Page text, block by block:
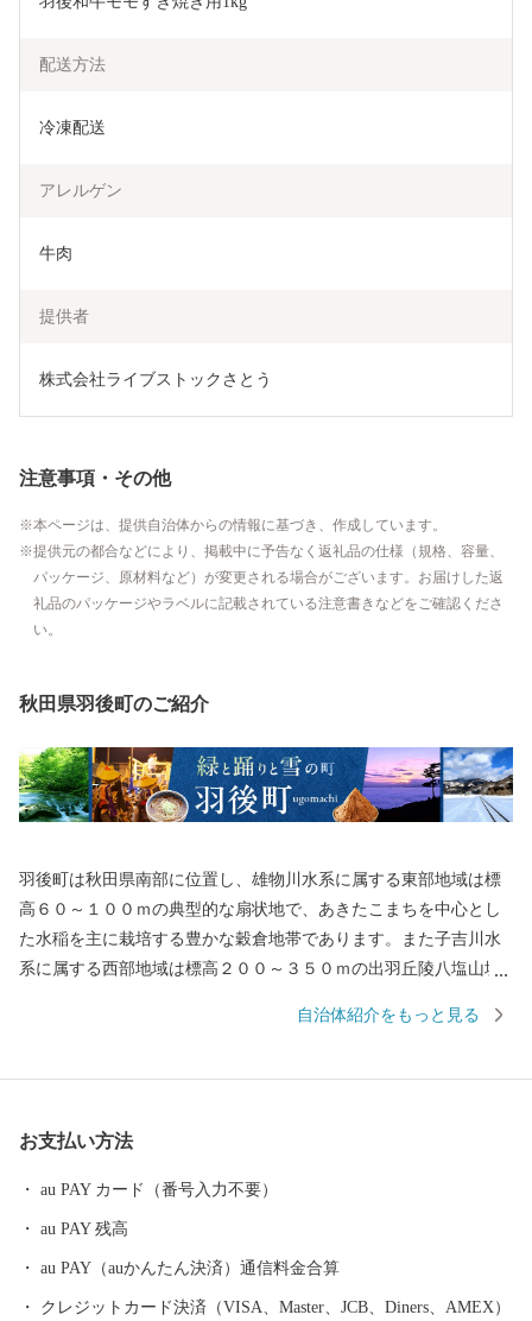
配送方法
冷凍配送
アレルゲン
牛肉
提供者
株式会社ライブストックさとう
注意事項・その他
本ページは、提供自治体からの情報に基づき、作成しています。
提供元の都合などにより、掲載中に予告なく返礼品の仕様（規格、容量、
パッケージ、原材料など）が変更される場合がございます。お届けした返
礼品のパッケージやラベルに記載されている注意書きなどをご確認くださ
い。
秋田県羽後町のご紹介
羽後町は秋田県南部に位置し、雄物川水系に属する東部地域は標
高６０～１００ｍの典型的な扇状地で、あきたこまちを中心とし
た水稲を主に栽培する豊かな穀倉地帯であります。また子吉川水
系に属する西部地域は標高２００～３５０ｍの出羽丘陵八塩山塊
ｍを超えるほどの積雪がある豪雪地帯でもありますが、夏には国
す。昭和３０年、１町６村が合併して誕生した羽後町は、全国的
に推進されてきた平成の大合併には参加せず、地域住民の顔がみ
自治体紹介をもっと見る
お支払い方法
au PAY カード（番号入力不要）
au PAY 残高
au PAY（auかんたん決済）通信料金合算
クレジットカード決済（VISA、Master、JCB、Diners、AMEX）